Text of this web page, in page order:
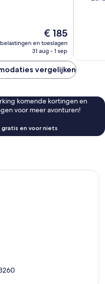
De
prijs
is
€ 185
en toeslagen
31 aug - 1 sep
vergelijken
komende kortingen en
voor meer avonturen!
en voor niets